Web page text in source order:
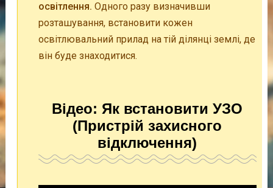
освітлення. Одного разу визначивши
розташування, встановити кожен
освітлювальний прилад на тій ділянці землі, де
він буде знаходитися.
Відео: Як встановити УЗО
(Пристрій захисного
відключення)